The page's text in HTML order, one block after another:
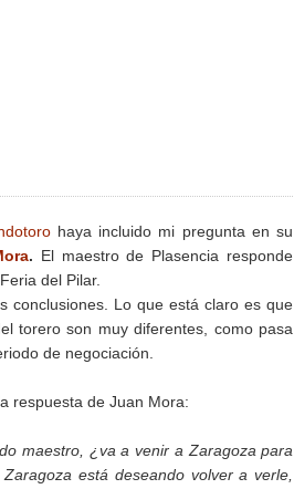
haya incluido mi pregunta en su
. El maestro de Plasencia responde
del Pilar.
conclusiones. Lo que está claro es que
torero son muy diferentes, como pasa
de negociación.
respuesta de Juan Mora:
maestro, ¿va a venir a Zaragoza para
está deseando volver a verle,